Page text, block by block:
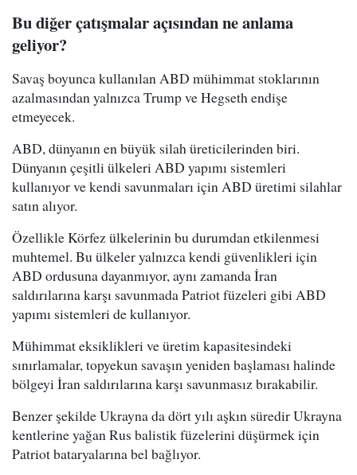
Bu diğer çatışmalar açısından ne anlama
geliyor?
Savaş boyunca kullanılan ABD mühimmat stoklarının
azalmasından yalnızca Trump ve Hegseth endişe
etmeyecek.
ABD, dünyanın en büyük silah üreticilerinden biri.
Dünyanın çeşitli ülkeleri ABD yapımı sistemleri
kullanıyor ve kendi savunmaları için ABD üretimi silahlar
satın alıyor.
Özellikle Körfez ülkelerinin bu durumdan etkilenmesi
muhtemel. Bu ülkeler yalnızca kendi güvenlikleri için
ABD ordusuna dayanmıyor, aynı zamanda İran
saldırılarına karşı savunmada Patriot füzeleri gibi ABD
yapımı sistemleri de kullanıyor.
Mühimmat eksiklikleri ve üretim kapasitesindeki
sınırlamalar, topyekun savaşın yeniden başlaması halinde
bölgeyi İran saldırılarına karşı savunmasız bırakabilir.
Benzer şekilde Ukrayna da dört yılı aşkın süredir Ukrayna
kentlerine yağan Rus balistik füzelerini düşürmek için
Patriot bataryalarına bel bağlıyor.